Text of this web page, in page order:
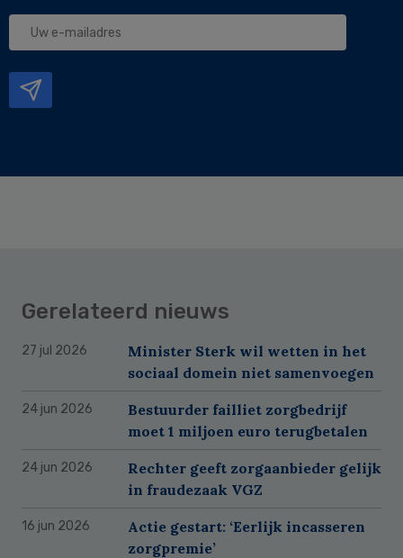
Uw
Gerelateerd nieuws
27 jul 2026
Minister Sterk wil wetten in het
sociaal domein niet samenvoegen
24 jun 2026
Bestuurder failliet zorgbedrijf
moet 1 miljoen euro terugbetalen
24 jun 2026
Rechter geeft zorgaanbieder gelijk
in fraudezaak VGZ
16 jun 2026
Actie gestart: ‘Eerlijk incasseren
zorgpremie’